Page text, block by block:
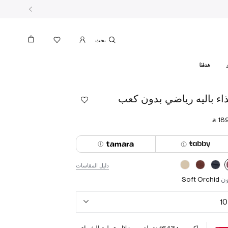
هدفنا
باليه رياضي بدون كعب
⃁
دليل المقاسات
Soft Orchid
10